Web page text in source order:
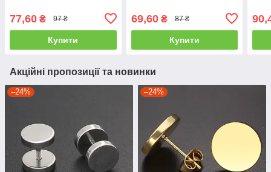
77,60 ₴ 97 ₴
Купити
69,60₴ 87 ₴
Купити
Акційні пропозиції та новинки
–24% –24%